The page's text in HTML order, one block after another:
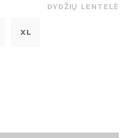
DYDŽIŲ LENTELĖ
XL